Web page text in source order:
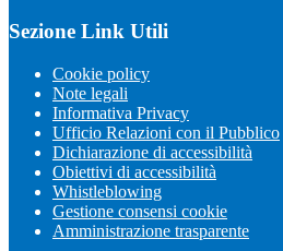
Sezione Link Utili
Cookie policy
Note legali
Informativa Privacy
Ufficio Relazioni con il Pubblico
Dichiarazione di accessibilità
Obiettivi di accessibilità
Whistleblowing
Gestione consensi cookie
Amministrazione trasparente